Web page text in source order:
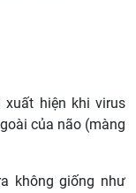
xuất hiện khi virus
của não (màng
không giống như